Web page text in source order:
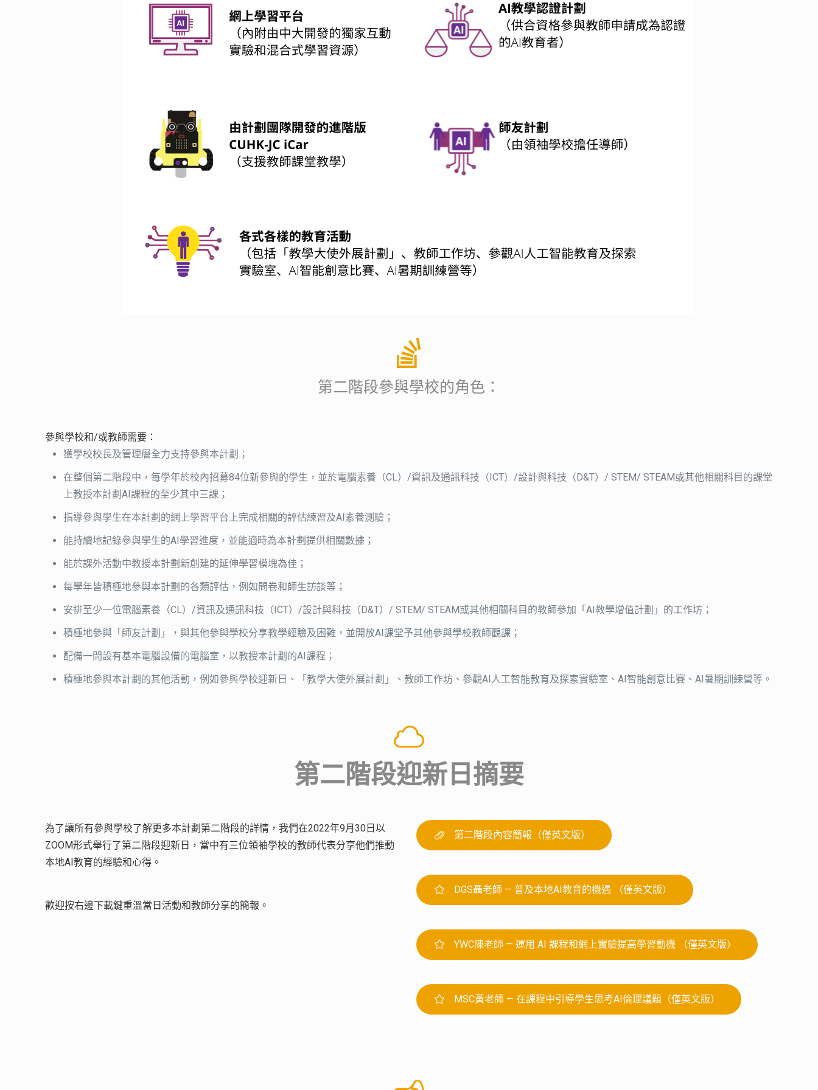
第二階段參與學校的角色：
參與學校和/或教師需要：
獲學校校長及管理層全力支持參與本計劃；
在整個第二階段中，每學年於校內招募84位新參與的學生，並於電腦素養（CL）/資訊及通訊科技（ICT）/設計與科技（D&T）/ STEM/ STEAM或其他相關科目的課堂
上教授本計劃AI課程的至少其中三課；
指導參與學生在本計劃的網上學習平台上完成相關的評估練習及AI素養測驗；
能持續地記錄參與學生的AI學習進度，並能適時為本計劃提供相關數據；
能於課外活動中教授本計劃新創建的延伸學習模塊為佳；
每學年皆積極地參與本計劃的各類評估，例如問卷和師生訪談等；
安排至少一位電腦素養（CL）/資訊及通訊科技（ICT）/設計與科技（D&T）/ STEM/ STEAM或其他相關科目的教師參加「AI教學增值計劃」的工作坊；
積極地參與「師友計劃」，與其他參與學校分享教學經驗及困難，並開放AI課堂予其他參與學校教師觀課；
配備一間設有基本電腦設備的電腦室，以教授本計劃的AI課程；
積極地參與本計劃的其他活動，例如參與學校迎新日、「教學大使外展計劃」、教師工作坊、參觀AI人工智能教育及探索實驗室、AI智能創意比賽、AI暑期訓練營等。
第二階段迎新日摘要
為了讓所有參與學校了解更多本計劃第二階段的詳情，我們在2022年9月30日以
ZOOM形式舉行了第二階段迎新日，當中有三位領袖學校的教師代表分享他們推動
本地AI教育的經驗和心得。
歡迎按右邊下載鍵重溫當日活動和教師分享的簡報。
第二階段內容簡報（僅英文版）
DGS聶老師 — 普及本地AI教育的機遇 （僅英文版）
YWC陳老師 — 運用 AI 課程和網上實驗提高學習動機 （僅英文版）
MSC黃老師 — 在課程中引導學生思考AI倫理議題（僅英文版）